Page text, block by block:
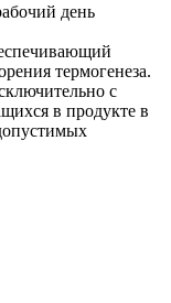
день
термогенеза.
с
в продукте в